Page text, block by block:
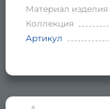
Материал изделия
Коллекция
Артикул